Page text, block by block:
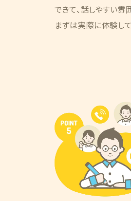
できて、話しやすい雰
まずは実際に体験し